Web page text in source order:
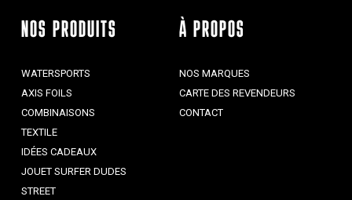
NOS PRODUITS
WATERSPORTS
AXIS FOILS
COMBINAISONS
TEXTILE
IDÉES CADEAUX
JOUET SURFER DUDES
STREET
À PROPOS
NOS MARQUES
CARTE DES REVENDEURS
CONTACT